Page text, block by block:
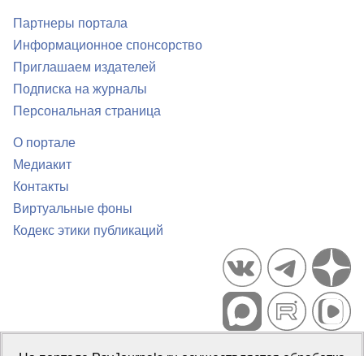
Партнеры портала
Информационное спонсорство
Приглашаем издателей
Подписка на журналы
Персональная страница
О портале
Медиакит
Контакты
Виртуальные фоны
Кодекс этики публикаций
Портал психологических изданий PsyJournals.ru, 2007–2026